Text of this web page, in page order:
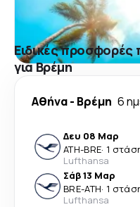
Ειδικές
για Βρέμη
Αθήνα- Βρέμη 6
Δευ 08 Μαρ
ATH-BRE· 1
Lufthansa
Σάβ 13 Μαρ
BRE-ATH· 1
Lufthansa